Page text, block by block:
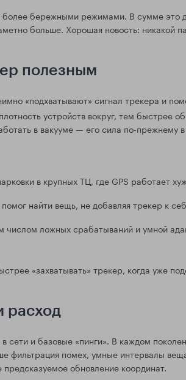
бережными режимами. В сумме это
больше. Хорошая новость: никакой
полезным
«подхватывают» сигнал трекера и
устройств вокруг, тем быстрее
в вакууме — его сила по-прежнему
в крупных ТЦ, где GPS работает
найти вещь, не добавляя трекер к
ложных срабатываний и умной
«захватывать» трекер, когда уже
расход
сети и базовые «пинги». В каждом
фильтрация помех, умные интервалы
обновление координат.